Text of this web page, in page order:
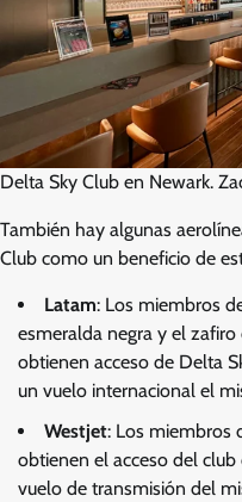
Delta Sky Club en Newark.
También hay algunas
Club como un beneficio de
Latam: Los miembros
esmeralda negra y el
obtienen acceso de Delta
un vuelo internacional el
Westjet: Los miembros
obtienen el acceso del
vuelo de transmisión del